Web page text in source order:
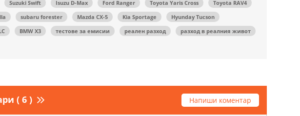
Suzuki Swift Isuzu D-Max Ford Ranger Toyota Yaris Cross
Toyota RAV4
subaru forester Mazda CX-5 Kia Sportage
Hyunday Tucson
BMW X3 тестове за емисии реален разход
разход в реалния живот
( 6 ) Напиши коментар